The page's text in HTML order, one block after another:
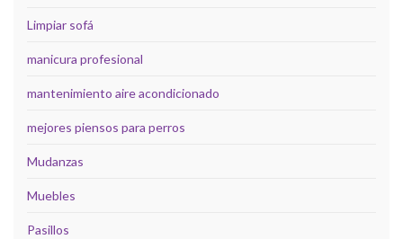
Limpiar sofá
manicura profesional
mantenimiento aire acondicionado
mejores piensos para perros
Mudanzas
Muebles
Pasillos